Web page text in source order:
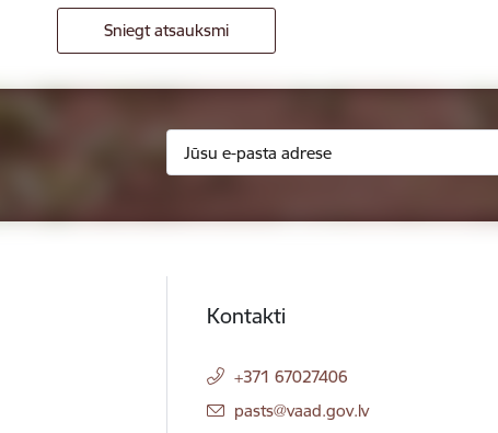
Sniegt atsauksmi
Kontakti
+371 67027406
E-pasts:
pasts@vaad.gov.lv